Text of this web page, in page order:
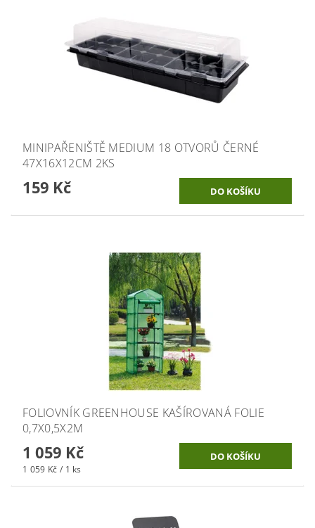
MINIPAŘENIŠTĚ MEDIUM 18 OTVORŮ ČERNÉ
47X16X12CM 2KS
159 Kč
FOLIOVNÍK GREENHOUSE KAŠÍROVANÁ FOLIE
0,7X0,5X2M
1 059 Kč
1 059 Kč / 1 ks